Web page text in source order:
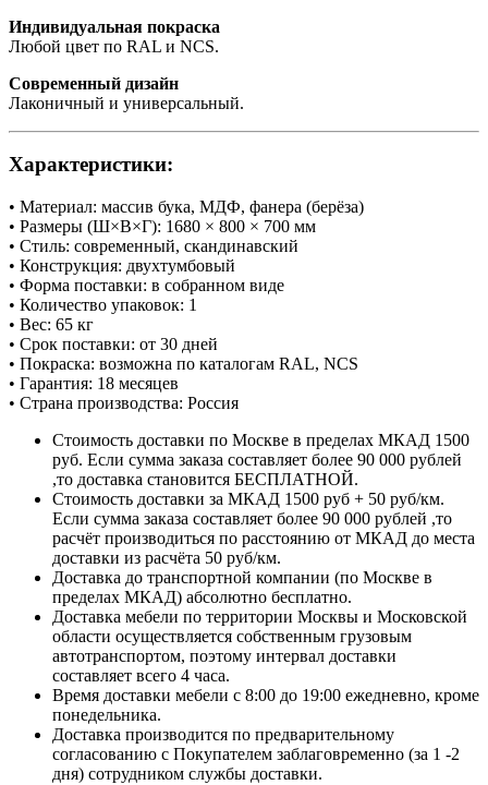
Индивидуальная покраска
Любой цвет по RAL и NCS.
Современный дизайн
Лаконичный и универсальный.
Характеристики:
• Материал: массив бука, МДФ, фанера (берёза)
• Размеры (Ш×В×Г): 1680 × 800 × 700 мм
• Стиль: современный, скандинавский
• Конструкция: двухтумбовый
• Форма поставки: в собранном виде
• Количество упаковок: 1
• Вес: 65 кг
• Срок поставки: от 30 дней
• Покраска: возможна по каталогам RAL, NCS
• Гарантия: 18 месяцев
• Страна производства: Россия
Стоимость доставки по Москве в пределах МКАД 1500
руб. Если сумма заказа составляет более 90 000 рублей
,то доставка становится БЕСПЛАТНОЙ.
Стоимость доставки за МКАД 1500 руб + 50 руб/км.
Если сумма заказа составляет более 90 000 рублей ,то
расчёт производиться по расстоянию от МКАД до места
доставки из расчёта 50 руб/км.
Доставка до транспортной компании (по Москве в
пределах МКАД) абсолютно бесплатно.
Доставка мебели по территории Москвы и Московской
области осуществляется собственным грузовым
автотранспортом, поэтому интервал доставки
составляет всего 4 часа.
Время доставки мебели с 8:00 до 19:00 ежедневно, кроме
понедельника.
Доставка производится по предварительному
согласованию с Покупателем заблаговременно (за 1 -2
дня) сотрудником службы доставки.